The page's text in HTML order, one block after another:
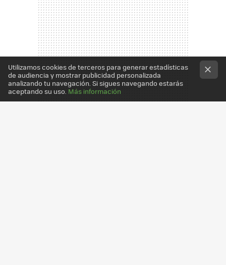
Utilizamos cookies de terceros para generar estadísticas
de audiencia y mostrar publicidad personalizada
analizando tu navegación. Si sigues navegando estarás
aceptando su uso. Más información